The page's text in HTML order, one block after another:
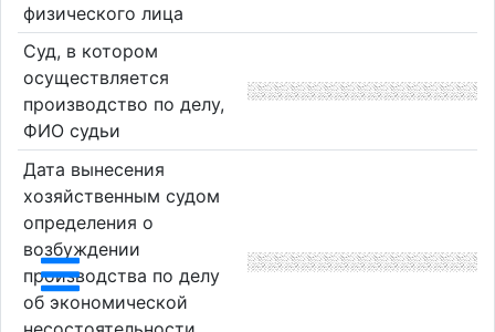
физического лица
Суд, в котором
осуществляется
производство по делу,
ФИО судьи
Дата вынесения
хозяйственным судом
определения о
возбуждении
производства по делу
об экономической